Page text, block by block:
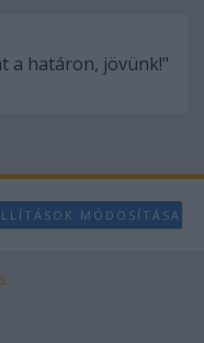
a határon, jövünk!"
MÓDOSÍTÁSA